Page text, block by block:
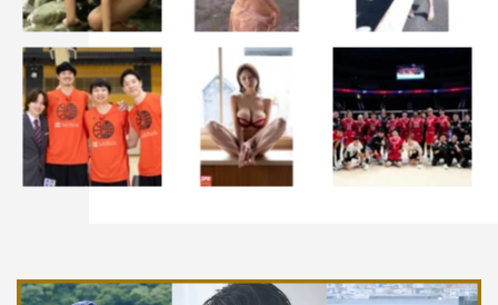
『ブギウギ』なだぎ武
＜役柄＞
鈴子たちの銭湯「はな湯」がある商店街で占いをしてい
る。銭湯にもよく客として訪れている。鈴子からは、「こ
念願の朝ドラレギュラー。母親に伝えたら、拍手して喜ん